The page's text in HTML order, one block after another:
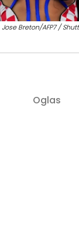
Jose Breton/AFP7 /